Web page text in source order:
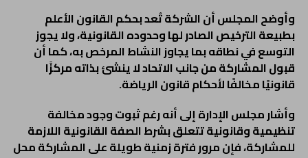
وأوضح المجلس أن الشركة تُعد بحكم القانون الأعلم
بطبيعة الترخيص الصادر لها وحدوده القانونية، ولا يجوز
التوسع في نطاقه بما يجاوز النشاط المرخص به، كما أن
قبول المشاركة من جانب الاتحاد لا ينشئ بذاته مركزًا
قانونيًا مخالفًا لأحكام قانون الرياضة.
وأشار مجلس الإدارة إلى أنه رغم ثبوت وجود مخالفة
تنظيمية وقانونية تتعلق بشرط الصفة القانونية اللازمة
للمشاركة، فإن مرور فترة زمنية طويلة على المشاركة محل